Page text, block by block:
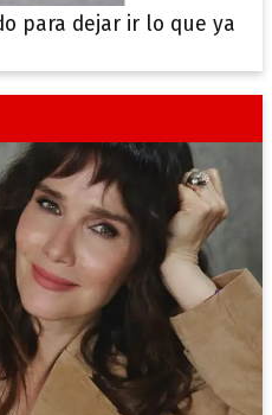
para dejar ir lo que ya